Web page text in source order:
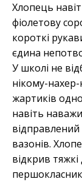
Хлопець
фіолетову
короткі
єдина
У школі не
нікому-
жартиків
навіть
вазонів.
відкрив